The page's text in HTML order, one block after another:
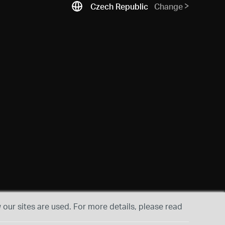
Czech Republic Change
sites are used. For more details, please read